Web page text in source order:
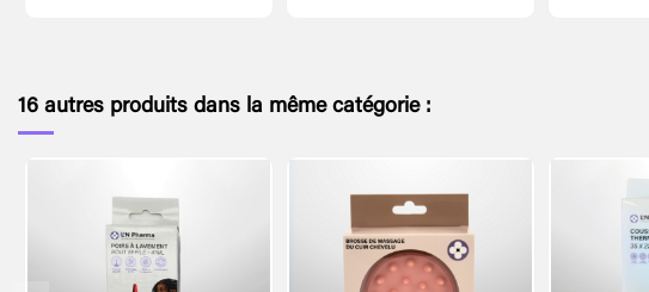
16 autres produits dans la même catégorie :